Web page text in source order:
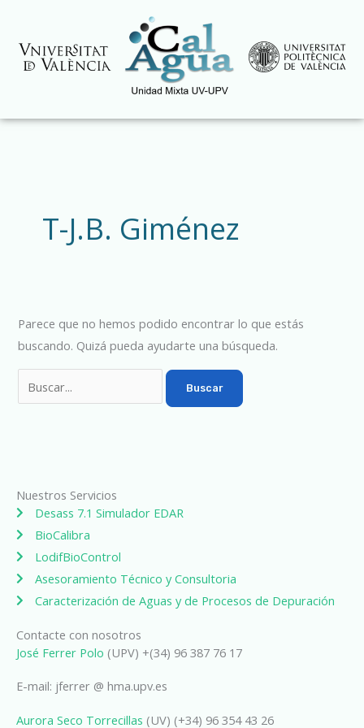
contenido
T-J.B. Giménez
Parece que no hemos podido encontrar lo que estás
buscando. Quizá pueda ayudarte una búsqueda.
Nuestros Servicios
Desass 7.1 Simulador EDAR
BioCalibra
LodifBioControl
Asesoramiento Técnico y Consultoria
Caracterización de Aguas y de Procesos de Depuración
Contacte con nosotros
José Ferrer Polo (UPV) +(34) 96 387 76 17
E-mail: jferrer @ hma.upv.es
Aurora Seco Torrecillas (UV) (+34) 96 354 43 26